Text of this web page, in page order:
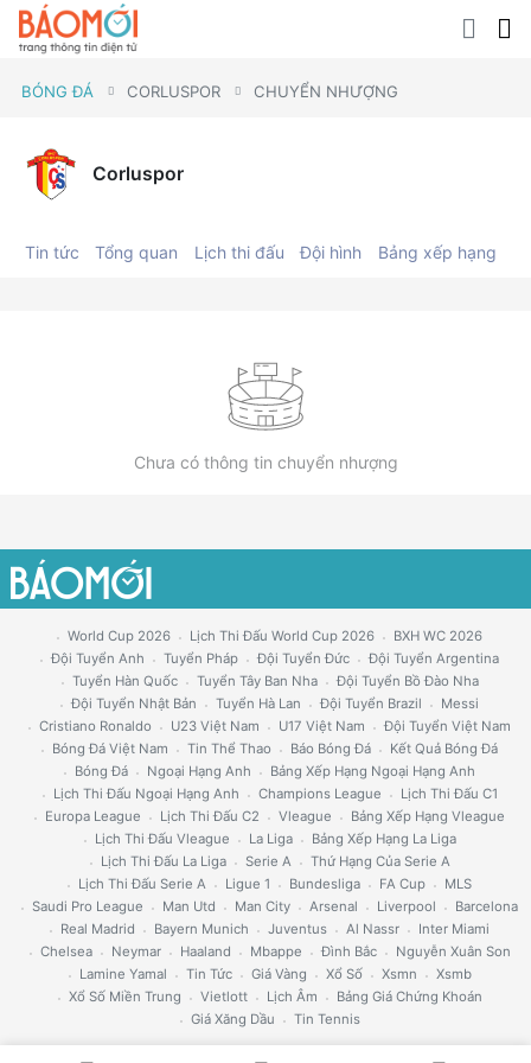
BÓNG ĐÁ CORLUSPOR CHUYỂN NHƯỢNG
Corluspor
Tin tức Tổng quan Lịch thi đấu Đội hình Bảng xếp hạng
Chưa có thông tin chuyển nhượng
World Cup 2026 Lịch Thi Đấu World Cup 2026
BXH WC 2026
Đội Tuyển Anh
Tuyển Pháp Đội Tuyển Đức
Đội Tuyển Argentina
Tuyển Hàn Quốc
Tuyển Tây Ban Nha
Đội Tuyển Bồ Đào Nha
Đội Tuyển Nhật Bản
Tuyển Hà Lan Đội Tuyển Brazil
Messi
Cristiano Ronaldo
U23 Việt Nam U17 Việt Nam
Đội Tuyển Việt Nam
Bóng Đá Việt Nam
Tin Thể Thao Báo Bóng Đá
Kết Quả Bóng Đá
Bóng Đá
Ngoại Hạng Anh
Bảng Xếp Hạng Ngoại Hạng Anh
Lịch Thi Đấu Ngoại Hạng Anh
Champions League
Lịch Thi Đấu C1
Europa League
Lịch Thi Đấu C2 Vleague
Bảng Xếp Hạng Vleague
Lịch Thi Đấu Vleague
La Liga
Bảng Xếp Hạng La Liga
Lịch Thi Đấu La Liga
Serie A
Thứ Hạng Của Serie A
Lịch Thi Đấu Serie A
Ligue 1 Bundesliga FA Cup
MLS
Saudi Pro League
Man Utd Man City Arsenal Liverpool
Barcelona
Real Madrid
Bayern Munich Juventus Al Nassr
Inter Miami
Chelsea
Neymar Haaland Mbappe Đình Bắc
Nguyễn Xuân Son
Lamine Yamal
Tin Tức Giá Vàng Xổ Số Xsmn
Xsmb
Xổ Số Miền Trung
Vietlott Lịch Âm
Bảng Giá Chứng Khoán
Giá Xăng Dầu
Tin Tennis